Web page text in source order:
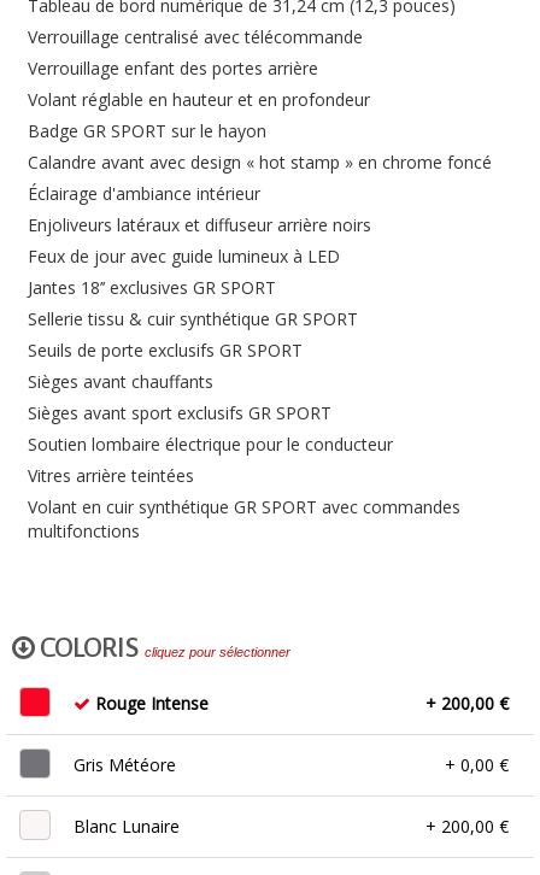
Tableau de bord numérique de 31,24 cm (12,3 pouces)
Verrouillage centralisé avec télécommande
Verrouillage enfant des portes arrière
Volant réglable en hauteur et en profondeur
Badge GR SPORT sur le hayon
Calandre avant avec design « hot stamp » en chrome foncé
Éclairage d'ambiance intérieur
Enjoliveurs latéraux et diffuseur arrière noirs
Feux de jour avec guide lumineux à LED
Jantes 18’’ exclusives GR SPORT
Sellerie tissu & cuir synthétique GR SPORT
Seuils de porte exclusifs GR SPORT
Sièges avant chauffants
Sièges avant sport exclusifs GR SPORT
Soutien lombaire électrique pour le conducteur
Vitres arrière teintées
Volant en cuir synthétique GR SPORT avec commandes
multifonctions
COLORIS cliquez pour sélectionner
Rouge Intense + 200,00 €
Gris Météore + 0,00 €
Blanc Lunaire + 200,00 €